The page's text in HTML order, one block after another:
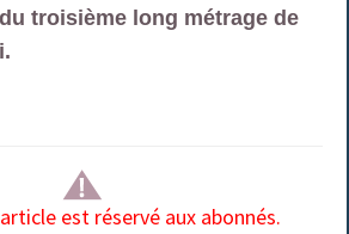
troisième long métrage de
article est réservé aux abonnés.